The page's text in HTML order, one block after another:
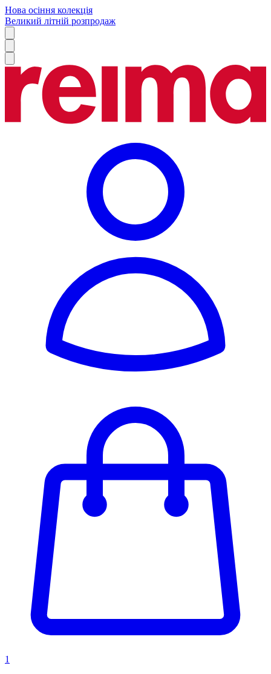
Нова осіння колекція
Великий літній розпродаж
1